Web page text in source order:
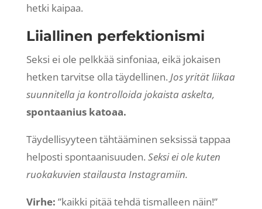
hetki kaipaa.
Liiallinen perfektionismi
Seksi ei ole pelkkää sinfoniaa, eikä jokaisen
hetken tarvitse olla täydellinen. Jos yrität liikaa
suunnitella ja kontrolloida jokaista askelta,
spontaanius katoaa.
Täydellisyyteen tähtääminen seksissä tappaa
helposti spontaanisuuden. Seksi ei ole kuten
ruokakuvien stailausta Instagramiin.
Virhe: ”kaikki pitää tehdä tismalleen näin!”